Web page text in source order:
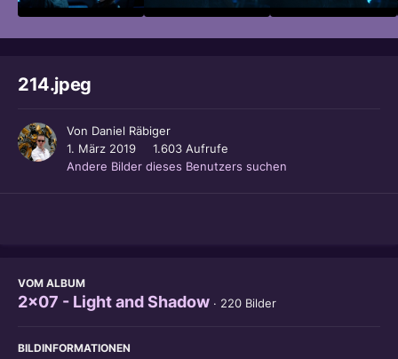
214.jpeg
Von Daniel Räbiger
1. März 2019
1.603 Aufrufe
Andere Bilder dieses Benutzers suchen
VOM ALBUM
2x07 - Light and Shadow · 220 Bilder
BILDINFORMATIONEN